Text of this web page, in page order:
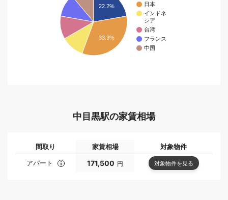
日本
インドネ
シア
台湾
フランス
中国
22.2%
33.3%
中目黒駅の家賃相場
間取り 家賃相場
対象物件
アパート
171,500 円 対象物件を見る